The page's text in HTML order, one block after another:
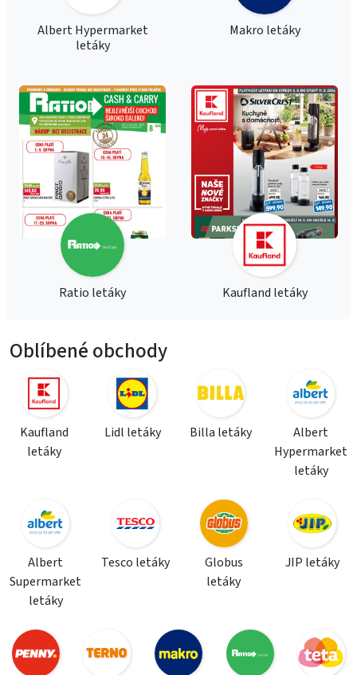
Albert Hypermarket
letáky
Makro letáky
Ratio letáky Kaufland letáky
Oblíbené obchody
Kaufland
letáky
Lidl letáky Billa letáky
Albert
Hypermarket
letáky
Albert
Supermarket
letáky
Tesco letáky
Globus
letáky
JIP letáky